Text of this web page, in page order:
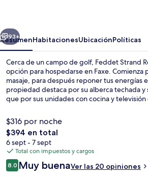
Siguiente
93+
ResumenHabitacionesUbicaciónPolíticas
Cerca de un campo de golf, Feddet Strand
opción para hospedarse en Faxe.
masaje, para después reponer tus energías
propiedad destaca por su alberca techada y
que por sus unidades con cocina y
$316 por noche
El
precio
total
es
de
$394 en total
6 sept - 7 sept
Total con impuestos y cargos
Opiniones
8.08.0 de 10,
Muy buenaVer las 20 opiniones